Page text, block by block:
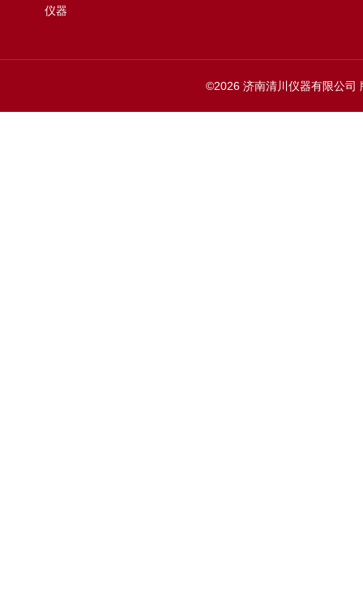
仪器
©2026 济南清川仪器有限公